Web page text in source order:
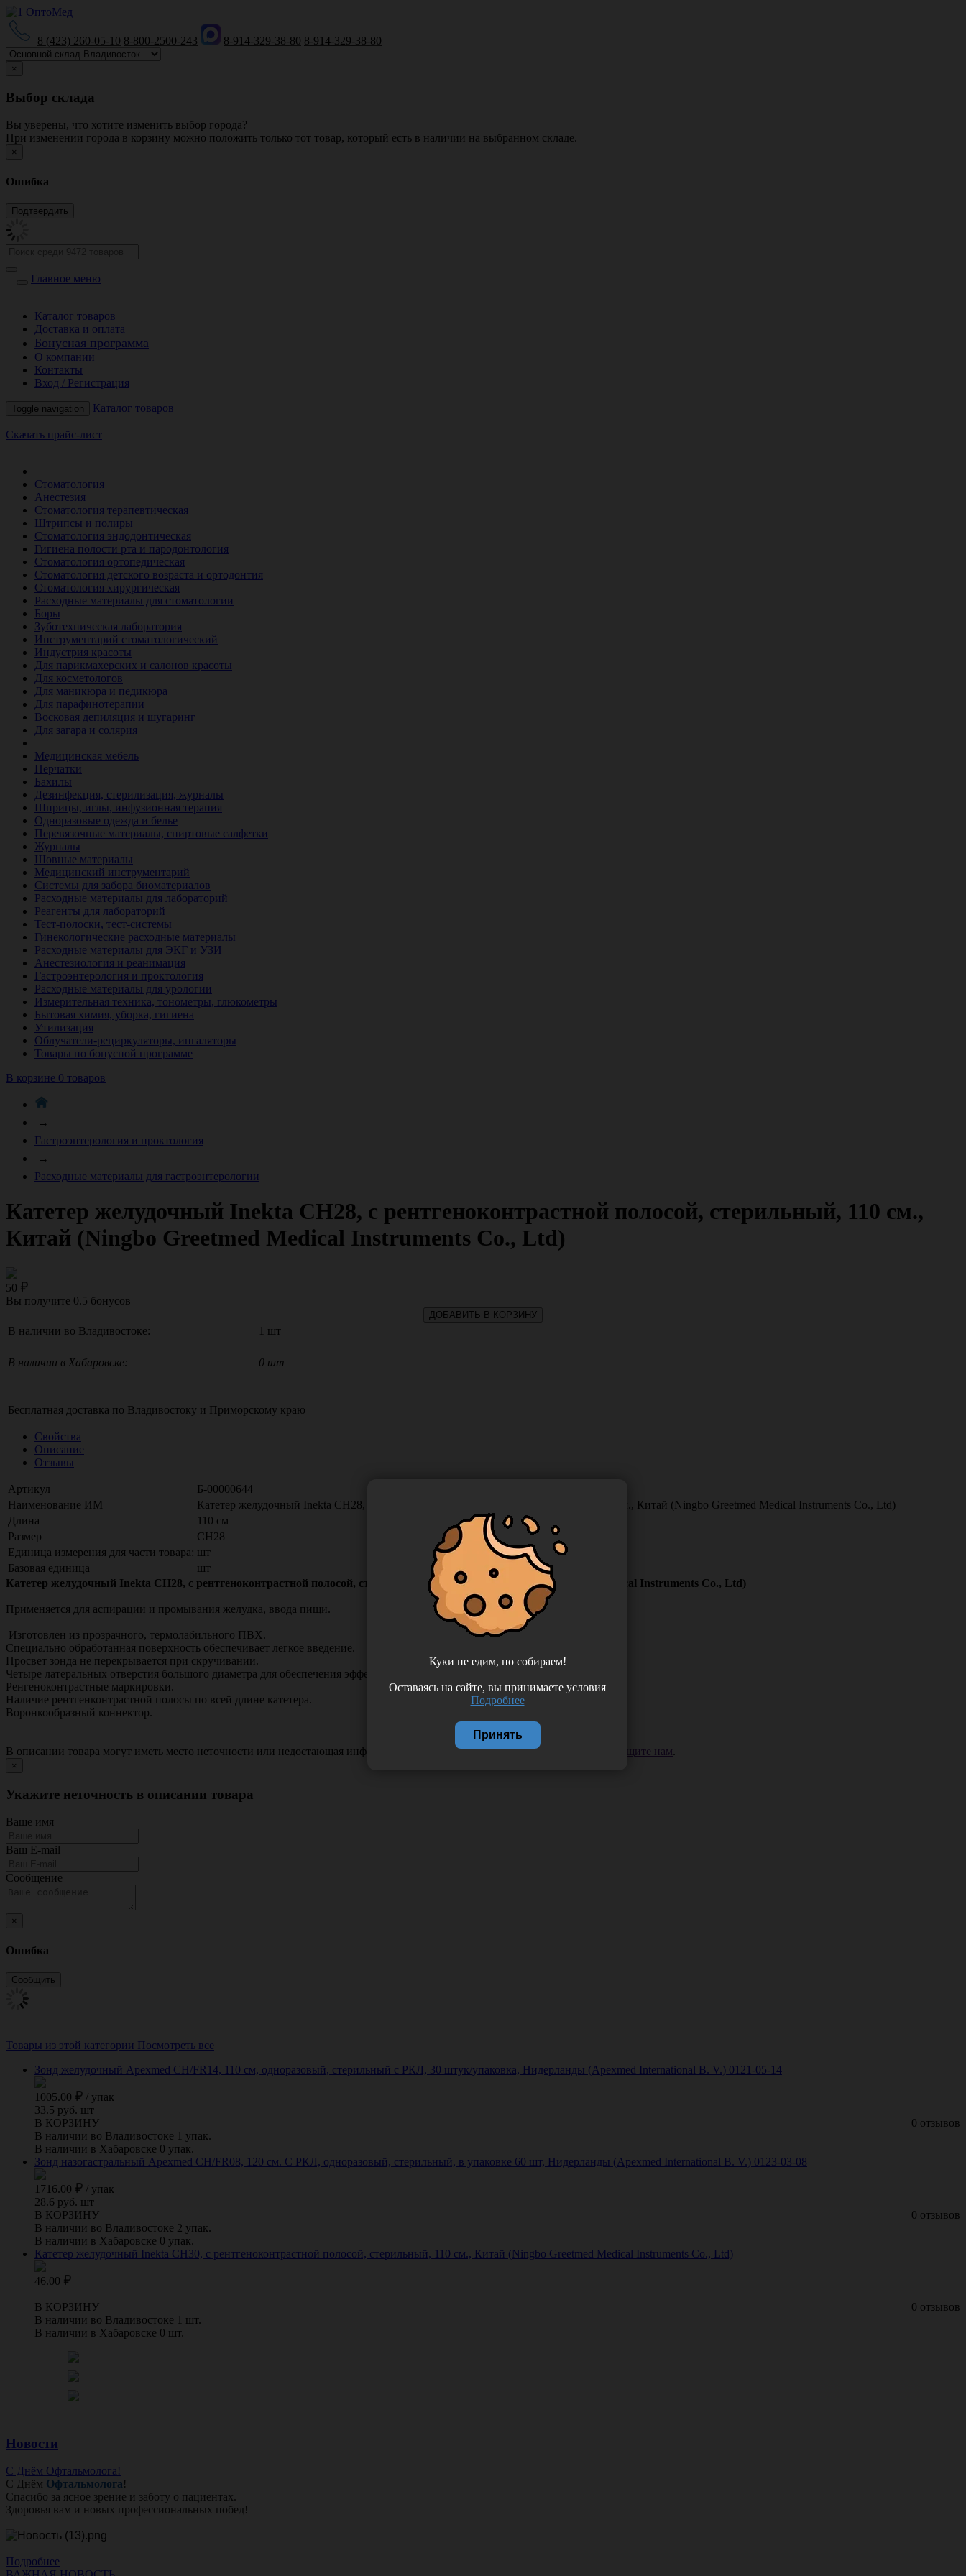
8 (423) 260-05-10 8-800-2500-243 8-914-329-38-80 8-914-329-38-80
×
Выбор склада
Вы уверены, что хотите изменить выбор города?
При изменении города в корзину можно положить только тот товар, который есть в наличии на выбранном складе.
×
Ошибка
Главное меню
Каталог товаров
Доставка и оплата
Бонусная программа
О компании
Контакты
Вход / Регистрация
Toggle navigation Каталог товаров
Скачать прайс-лист
Стоматология
Анестезия
Стоматология терапевтическая
Штрипсы и полиры
Стоматология эндодонтическая
Гигиена полости рта и пародонтология
Стоматология ортопедическая
Стоматология детского возраста и ортодонтия
Стоматология хирургическая
Расходные материалы для стоматологии
Боры
Зуботехническая лаборатория
Инструментарий стоматологический
Индустрия красоты
Для парикмахерских и салонов красоты
Для косметологов
Для маникюра и педикюра
Для парафинотерапии
Восковая депиляция и шугаринг
Для загара и солярия
Медицинская мебель
Перчатки
Бахилы
Дезинфекция, стерилизация, журналы
Шприцы, иглы, инфузионная терапия
Одноразовые одежда и белье
Перевязочные материалы, спиртовые салфетки
Журналы
Шовные материалы
Медицинский инструментарий
Системы для забора биоматериалов
Расходные материалы для лабораторий
Реагенты для лабораторий
Тест-полоски, тест-системы
Гинекологические расходные материалы
Расходные материалы для ЭКГ и УЗИ
Анестезиология и реанимация
Гастроэнтерология и проктология
Расходные материалы для урологии
Измерительная техника, тонометры, глюкометры
Бытовая химия, уборка, гигиена
Утилизация
Облучатели-рециркуляторы, ингаляторы
Товары по бонусной программе
В корзине 0 товаров
→
Гастроэнтерология и проктология
→
Расходные материалы для гастроэнтерологии
Катетер желудочный Inekta CH28, с рентгеноконтрастной полосой, стерильный, 110 см.,
Китай (Ningbo Greetmed Medical Instruments Co., Ltd)
50
Вы получите 0.5 бонусов
ДОБАВИТЬ В КОРЗИНУ
В наличии во Владивостоке: 1 шт
В наличии в Хабаровске: 0 шт
Бесплатная доставка по Владивостоку и Приморскому краю
Свойства
Описание
Отзывы
Артикул
Б-00000644
Наименование ИМ
Катетер желудочный Inekta CH28, с рентгеноконтрастной полосой, стерильный, 110 см., Китай (Ningbo Greetmed Medical Instruments Co., Ltd)
Длина
110 см
Размер
CH28
Единица измерения для части товара: шт
Базовая единица
шт
Катетер желудочный Inekta CH28, с рентгеноконтрастной полосой, стерильный, 110 см., Китай (Ningbo Greetmed Medical Instruments Co., Ltd)
Применяется для аспирации и промывания желудка, ввода пищи.
Изготовлен из прозрачного, термолабильного ПВХ.
Специально обработанная поверхность обеспечивает легкое введение.
Просвет зонда не перекрывается при скручивании.
Четыре латеральных отверстия большого диаметра для обеспечения эффективной аспирации.
Ренгеноконтрастные маркировки.
Наличие рентгенконтрастной полосы по всей длине катетера.
Воронкообразный коннектор.
В описании товара могут иметь место неточности или недостающая информация. Если вы заметили такую проблему — сообщите нам.
×
Укажите неточность в описании товара
Ваше имя
Ваш E-mail
Сообщение
×
Ошибка
Товары из этой категории Посмотреть все
Зонд желудочный Apexmed СН/FR14, 110 см, одноразовый, стерильный с РКЛ, 30 штук/упаковка, Нидерланды (Apexmed International B. V.) 0121-05-14
1005.00 / упак
33.5 руб. шт
0 отзывов
В КОРЗИНУ
В наличии во Владивостоке 1 упак.
В наличии в Хабаровске 0 упак.
Зонд назогастральный Apexmed СН/FR08, 120 см. С РКЛ, одноразовый, стерильный, в упаковке 60 шт, Нидерланды (Apexmed International B. V.) 0123-03-08
1716.00 / упак
28.6 руб. шт
0 отзывов
В КОРЗИНУ
В наличии во Владивостоке 2 упак.
В наличии в Хабаровске 0 упак.
Катетер желудочный Inekta CH30, с рентгеноконтрастной полосой, стерильный, 110 см., Китай (Ningbo Greetmed Medical Instruments Co., Ltd)
46.00
0 отзывов
В КОРЗИНУ
В наличии во Владивостоке 1 шт.
В наличии в Хабаровске 0 шт.
Новости
С Днём Офтальмолога!
С Днём Офтальмолога!
Спасибо за ясное зрение и заботу о пациентах.
Здоровья вам и новых профессиональных побед!
Подробнее
Куки не едим, но собираем!
Оставаясь на сайте, вы принимаете условия
Подробнее
Принять